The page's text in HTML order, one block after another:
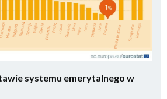
systemu emerytalnego w